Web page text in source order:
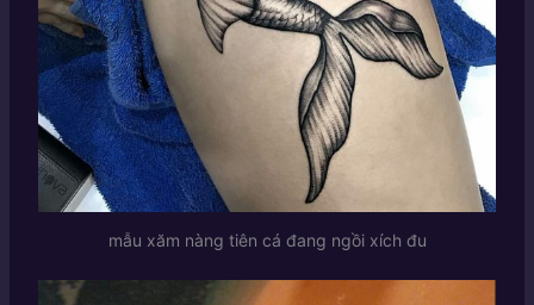
mẫu xăm nàng tiên cá đang ngồi xích đu